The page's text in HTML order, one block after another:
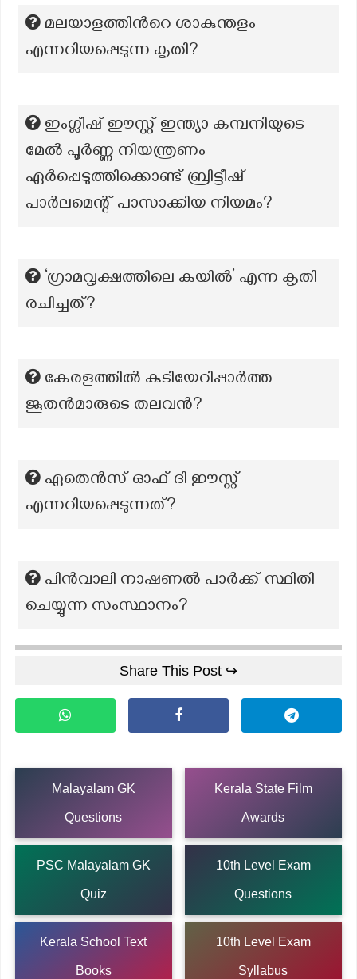
മലയാളത്തിന്‍റെ ശാകുന്തളം
എന്നറിയപ്പെടുന്ന കൃതി?
ഇംഗ്ലീഷ് ഈസ്റ്റ് ഇന്ത്യാ കമ്പനിയുടെ
മേൽ പൂർണ്ണ നിയന്ത്രണം
ഏർപ്പെടുത്തിക്കൊണ്ട് ബ്രിട്ടീഷ്
പാർലമെന്റ് പാസാക്കിയ നിയമം?
‘ഗ്രാമവൃക്ഷത്തിലെ കുയിൽ’ എന്ന കൃതി
രചിച്ചത്?
കേരളത്തിൽ കുടിയേറിപ്പാർത്ത
ജൂതൻമാരുടെ തലവൻ?
ഏതെൻസ് ഓഫ് ദി ഈസ്റ്റ്
എന്നറിയപ്പെടുന്നത്?
പിൻവാലി നാഷണൽ പാർക്ക് സ്ഥിതി
ചെയ്യുന്ന സംസ്ഥാനം?
Share This Post ↪
Malayalam GK
Questions
Kerala State Film
Awards
PSC Malayalam GK
Quiz
10th Level Exam
Questions
Kerala School Text
Books
10th Level Exam
Syllabus